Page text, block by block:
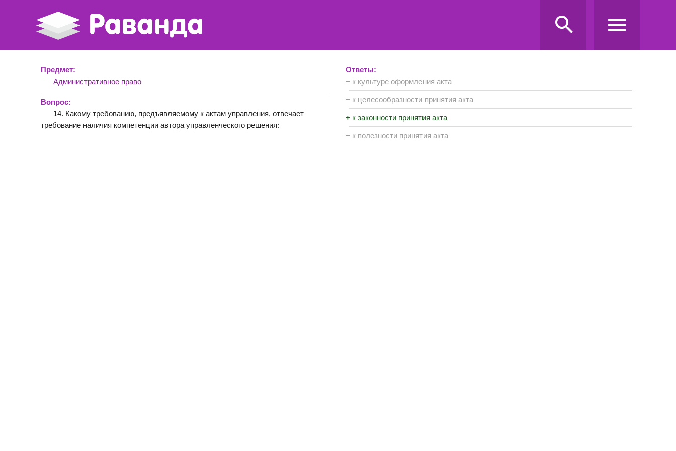
Предмет:
Административное право
Вопрос:
14. Какому требованию, предъявляемому к актам управления, отвечает
требование наличия компетенции автора управленческого решения:
Ответы:
− к культуре оформления акта
− к целесообразности принятия акта
+ к законности принятия акта
− к полезности принятия акта